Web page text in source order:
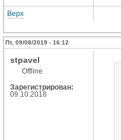
Верх
Пт, 09/08/2019 - 16:12
stpavel
Offline
Зарегистрирован:
09.10.2018